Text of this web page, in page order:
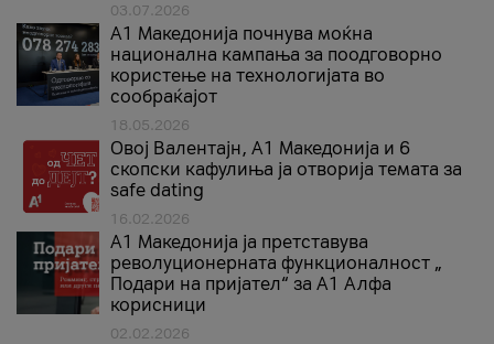
03.07.2026
A1 Македонија почнува моќна
национална кампања за поодговорно
користење на технологијата во
сообраќајот
18.05.2026
Овој Валентајн, A1 Македонија и 6
скопски кафулиња ја отворија темата за
safe dating
16.02.2026
А1 Македонија ја претставува
револуционерната функционалност „
Подари на пријател“ за А1 Алфа
корисници
02.02.2026